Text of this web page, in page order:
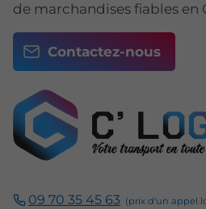
09 70 35 45 63
de marchandises fiables en
Contactez-nous